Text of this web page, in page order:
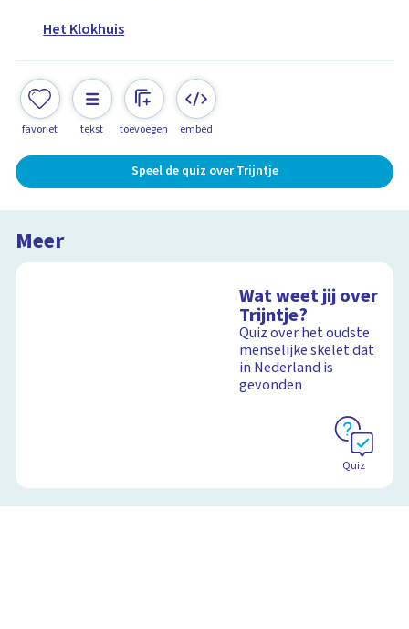
Het Klokhuis
favoriet tekst toevoegen embed
Speel de quiz over Trijntje
Meer
Wat weet jij over
Trijntje?
Quiz over het oudste
menselijke skelet dat
in Nederland is
gevonden
Quiz